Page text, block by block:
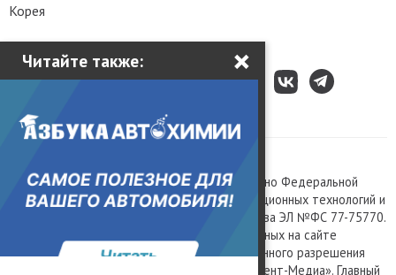
Читайте также: ×
Корея
Сетевое издание «Kolesa.ru», зарегистрировано Федеральной
службой по надзору в сфере связи, информационных технологий и
массовых коммуникаций, номер свидетельства ЭЛ №ФС 77-75770.
Любое использование материалов, размещенных на сайте
www.kolesa.ru, допускается только с письменного разрешения
правообладателя. Учредитель ООО «Президент-Медиа». Главный